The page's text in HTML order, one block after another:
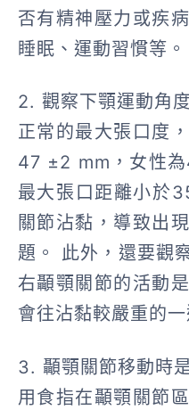
否有精神壓力或疾
睡眠、運動習慣等。
2. 觀察下顎運動角
正常的最大張口度
47 ±2 mm，女性
最大張口距離小於
關節沾黏，導致出
題。 此外，還要觀
右顳顎關節的活動
會往沾黏較嚴重的一
3. 顳顎關節移動時
用食指在顳顎關節